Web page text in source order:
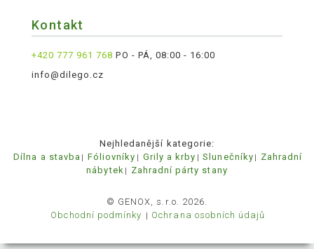
Kontakt
+420 777 961 768 PO - PÁ, 08:00 - 16:00
info@dilego.cz
Nejhledanější kategorie:
Dílna a stavba
Fóliovníky Grily a krby Slunečníky
Zahradní
nábytek
Zahradní párty stany
© GENOX, s.r.o. 2026.
Obchodní podmínky
Ochrana osobních údajů